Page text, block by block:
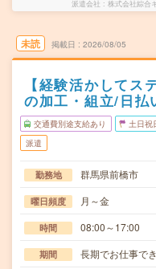
派遣会社 株式会社綜合
未読 掲載日 2026/08/05
【経験活かしてス
の加工・組立/日払
交通費別途支給あり 土日祝
派遣
勤務地 群馬県前橋市
曜日頻度 月～金
時間 08:00～17:00
期間 長期でお仕事で